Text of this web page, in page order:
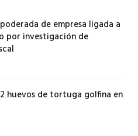
de empresa ligada a
por investigación de
huevos de tortuga golfina en